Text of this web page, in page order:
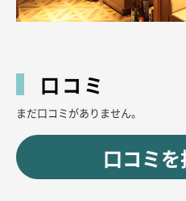
口コミ
まだ口コミがありません。
口コミ